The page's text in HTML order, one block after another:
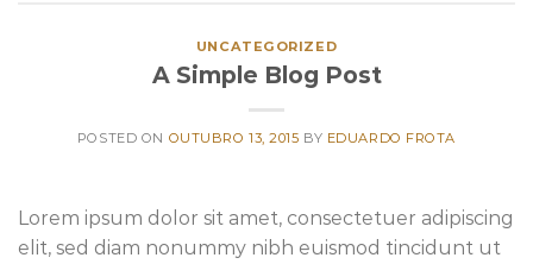
UNCATEGORIZED
A Simple Blog Post
POSTED ON OUTUBRO 13, 2015 BY EDUARDO FROTA
Lorem ipsum dolor sit amet, consectetuer adipiscing
elit, sed diam nonummy nibh euismod tincidunt ut